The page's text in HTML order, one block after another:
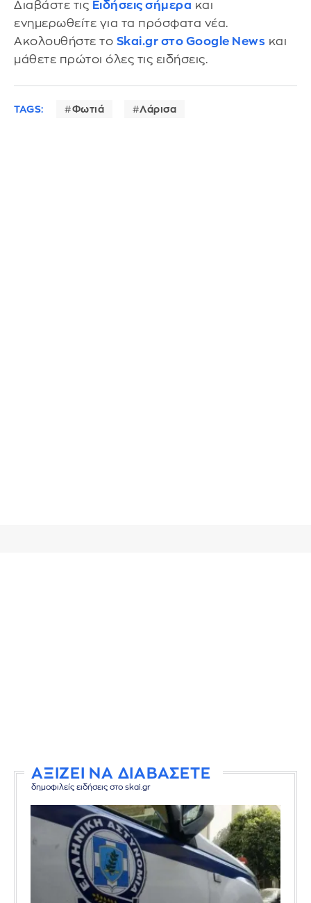
Διαβάστε τις Ειδήσεις σήμερα και
ενημερωθείτε για τα πρόσφατα νέα.
Ακολουθήστε το Skai.gr στο Google News και
μάθετε πρώτοι όλες τις ειδήσεις.
TAGS: Φωτιά Λάρισα
ΑΞΙΖΕΙ ΝΑ ΔΙΑΒΑΣΕΤΕ
δημοφιλείς ειδήσεις στο skai.gr